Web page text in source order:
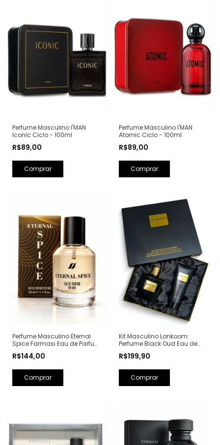
Perfume Masculino I'MAN
Iconic Ciclo - 100ml
R$89,00
Perfume Masculino I'MAN
Atomic Ciclo - 100ml
R$89,00
Perfume Masculino Eternal
Spice Farmasi Eau de Parfum
Carolina Herrera)
R$144,00
Kit Masculino Lonkoom:
Perfume Black Oud Eau de
Barba Perfumada 150ml
R$199,90